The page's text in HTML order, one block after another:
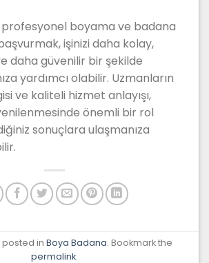
profesyonel boyama ve badana
işinizi daha kolay,
daha güvenilir bir şekilde
yardımcı olabilir. Uzmanların
ve kaliteli hizmet anlayışı,
önemli bir rol
sonuçlara ulaşmanıza
posted in Boya Badana. Bookmark the
permalink.